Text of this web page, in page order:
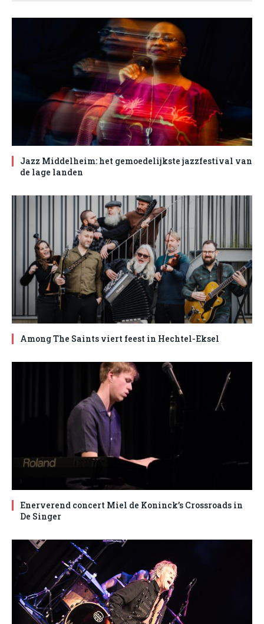
Jazz Middelheim: het gemoedelijkste jazzfestival van
de lage landen
Among The Saints viert feest in Hechtel-Eksel
Enerverend concert Miel de Koninck’s Crossroads in
De Singer